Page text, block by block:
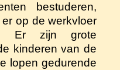
bestuderen,
op de werkvloer
Er zijn grote
kinderen van de
lopen gedurende